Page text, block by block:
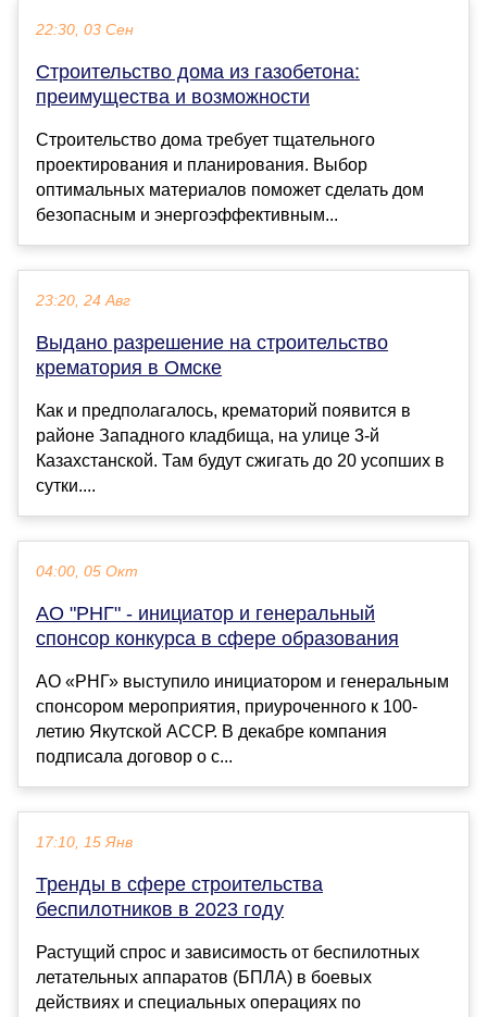
22:30, 03 Сен
Строительство дома из газобетона:
преимущества и возможности
Строительство дома требует тщательного
проектирования и планирования. Выбор
оптимальных материалов поможет сделать дом
безопасным и энергоэффективным...
23:20, 24 Авг
Выдано разрешение на строительство
крематория в Омске
Как и предполагалось, крематорий появится в
районе Западного кладбища, на улице 3-й
Казахстанской. Там будут сжигать до 20 усопших в
сутки....
04:00, 05 Окт
АО "РНГ" - инициатор и генеральный
спонсор конкурса в сфере образования
АО «РНГ» выступило инициатором и генеральным
спонсором мероприятия, приуроченного к 100-
летию Якутской АССР. В декабре компания
подписала договор о с...
17:10, 15 Янв
Тренды в сфере строительства
беспилотников в 2023 году
Растущий спрос и зависимость от беспилотных
летательных аппаратов (БПЛА) в боевых
действиях и специальных операциях по